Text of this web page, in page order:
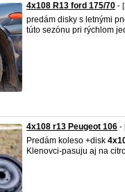
4x108 R13 ford 175/70 -
predám disky s letnými
túto sezónu pri rýchlom
4x108 r13 Peugeot 106 -
Predám koleso +disk
Klenovci-pasuju aj na